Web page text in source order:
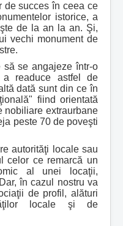
succes în ceea ce
istorice, a
de la an la an. Şi,
vechi monument de
se angajeze într-o
a readuce astfel de
dată sunt din ce în
fiind orientată
nobiliare extraurbane
peste 70 de poveşti
locale sau
celor ce remarcă un
al unei locaţii,
în cazul nostru va
de profil, alături
locale şi de